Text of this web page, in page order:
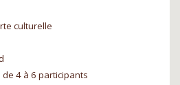
culturelle
de 4 à 6 participants